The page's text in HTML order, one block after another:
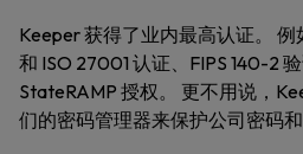
Keeper 获得了业内最高认证。 例
和 ISO 27001 认证、FIPS 140-2
StateRAMP 授权。 更不用说，
们的密码管理器来保护公司密码和